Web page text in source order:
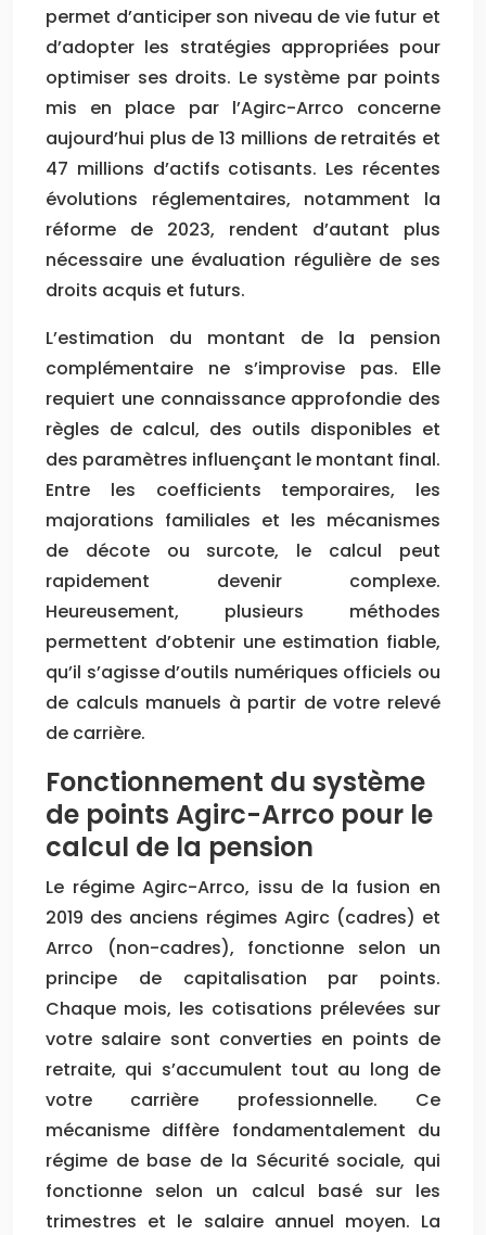
permet d’anticiper son niveau de vie futur et
d’adopter les stratégies appropriées pour
optimiser ses droits. Le système par points
mis en place par l’Agirc-Arrco concerne
aujourd’hui plus de 13 millions de retraités et
47 millions d’actifs cotisants. Les récentes
évolutions réglementaires, notamment la
réforme de 2023, rendent d’autant plus
nécessaire une évaluation régulière de ses
droits acquis et futurs.
L’estimation du montant de la pension
complémentaire ne s’improvise pas. Elle
requiert une connaissance approfondie des
règles de calcul, des outils disponibles et
des paramètres influençant le montant final.
Entre les coefficients temporaires, les
majorations familiales et les mécanismes
de décote ou surcote, le calcul peut
rapidement devenir complexe.
Heureusement, plusieurs méthodes
permettent d’obtenir une estimation fiable,
qu’il s’agisse d’outils numériques officiels ou
de calculs manuels à partir de votre relevé
de carrière.
Fonctionnement du système
de points Agirc-Arrco pour le
calcul de la pension
Le régime Agirc-Arrco, issu de la fusion en
2019 des anciens régimes Agirc (cadres) et
Arrco (non-cadres), fonctionne selon un
principe de capitalisation par points.
Chaque mois, les cotisations prélevées sur
votre salaire sont converties en points de
retraite, qui s’accumulent tout au long de
votre carrière professionnelle. Ce
mécanisme diffère fondamentalement du
régime de base de la Sécurité sociale, qui
fonctionne selon un calcul basé sur les
trimestres et le salaire annuel moyen. La